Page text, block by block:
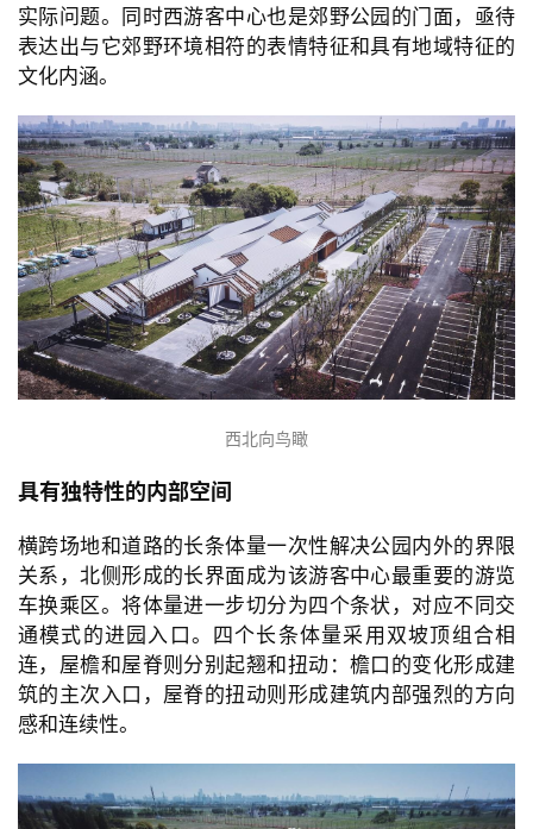
实际问题。同时西游客中心也是郊野公园的门面，亟待
表达出与它郊野环境相符的表情特征和具有地域特征的
文化内涵。
西北向鸟瞰
具有独特性的内部空间
横跨场地和道路的长条体量一次性解决公园内外的界限
关系，北侧形成的长界面成为该游客中心最重要的游览
车换乘区。将体量进一步切分为四个条状，对应不同交
通模式的进园入口。四个长条体量采用双坡顶组合相
连，屋檐和屋脊则分别起翘和扭动：檐口的变化形成建
筑的主次入口，屋脊的扭动则形成建筑内部强烈的方向
感和连续性。